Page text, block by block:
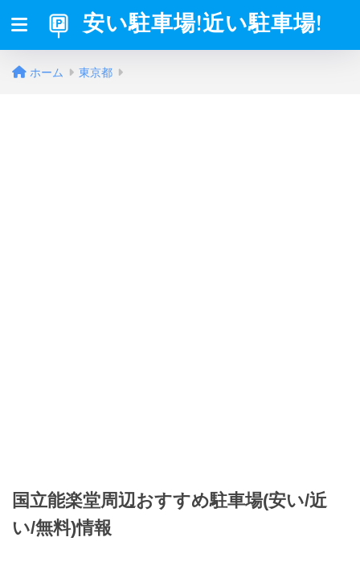
安い駐車場!近い駐車場!
ホーム 東京都
国立能楽堂周辺おすすめ駐車場(安い/近
い/無料)情報